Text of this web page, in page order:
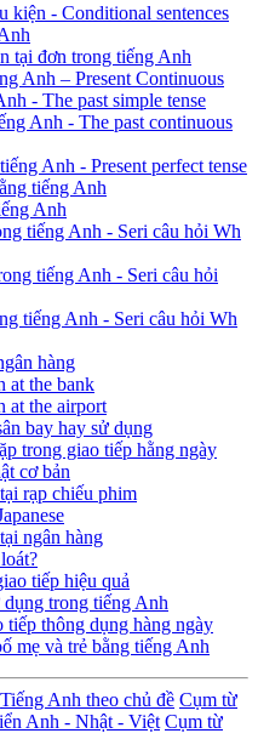
kiện - Conditional sentences
tại đơn trong tiếng Anh
Anh – Present Continuous
- The past simple tense
Anh - The past continuous
Anh - Present perfect tense
tiếng Anh
Anh
tiếng Anh - Seri câu hỏi Wh
tiếng Anh - Seri câu hỏi
tiếng Anh - Seri câu hỏi Wh
hàng
at the bank
at the airport
bay hay sử dụng
trong giao tiếp hằng ngày
cơ bản
rạp chiếu phim
ngân hàng
tiếp hiệu quả
trong tiếng Anh
thông dụng hàng ngày
mẹ và trẻ bằng tiếng Anh
Tiếng Anh theo chủ đề Cụm từ
Anh - Nhật - Việt Cụm từ